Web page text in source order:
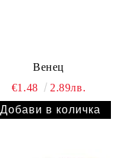
Венец
€1.48
2.89лв.